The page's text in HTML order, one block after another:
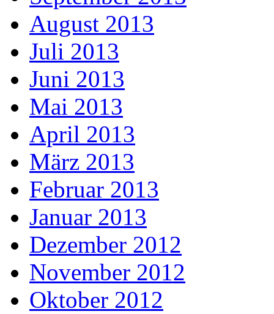
August 2013
Juli 2013
Juni 2013
Mai 2013
April 2013
März 2013
Februar 2013
Januar 2013
Dezember 2012
November 2012
Oktober 2012